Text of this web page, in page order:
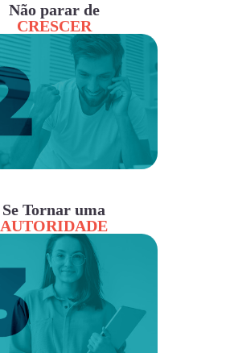
Não parar de
CRESCER
Se Tornar uma
AUTORIDADE